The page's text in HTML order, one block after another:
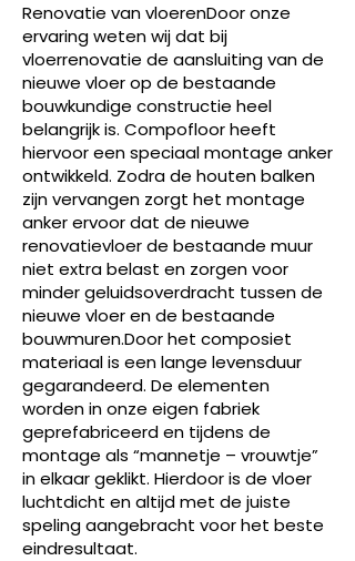
Renovatie van vloerenDoor onze
ervaring weten wij dat bij
vloerrenovatie de aansluiting van de
nieuwe vloer op de bestaande
bouwkundige constructie heel
belangrijk is. Compofloor heeft
hiervoor een speciaal montage anker
ontwikkeld. Zodra de houten balken
zijn vervangen zorgt het montage
anker ervoor dat de nieuwe
renovatievloer de bestaande muur
niet extra belast en zorgen voor
minder geluidsoverdracht tussen de
nieuwe vloer en de bestaande
bouwmuren.Door het composiet
materiaal is een lange levensduur
gegarandeerd. De elementen
worden in onze eigen fabriek
geprefabriceerd en tijdens de
montage als “mannetje – vrouwtje”
in elkaar geklikt. Hierdoor is de vloer
luchtdicht en altijd met de juiste
speling aangebracht voor het beste
eindresultaat.